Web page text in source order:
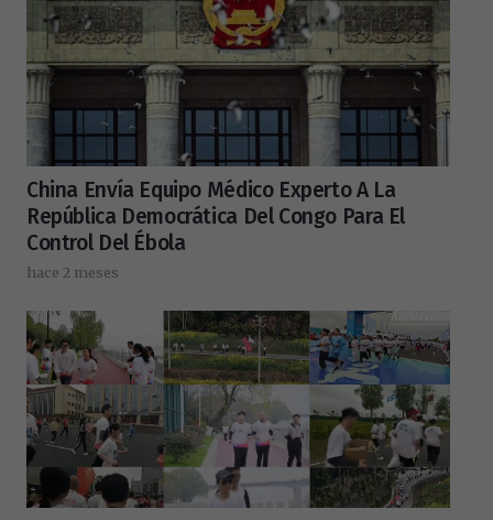
China Envía Equipo Médico Experto A La
República Democrática Del Congo Para El
Control Del Ébola
hace 2 meses